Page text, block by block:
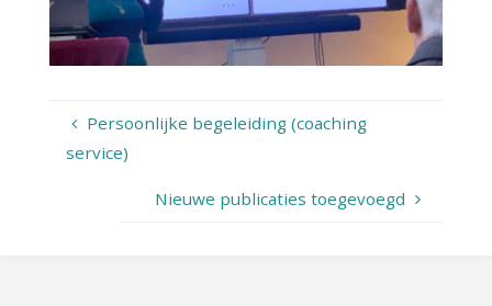
Persoonlijke begeleiding (coaching
service)
Nieuwe publicaties toegevoegd